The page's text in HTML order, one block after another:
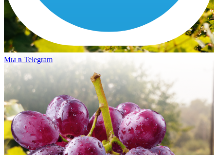
Мы в Telegram